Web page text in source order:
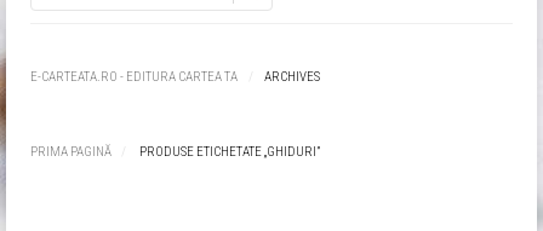
E-CARTEATA.RO - EDITURA CARTEA TA ARCHIVES
PRIMA PAGINĂ PRODUSE ETICHETATE „GHIDURI”